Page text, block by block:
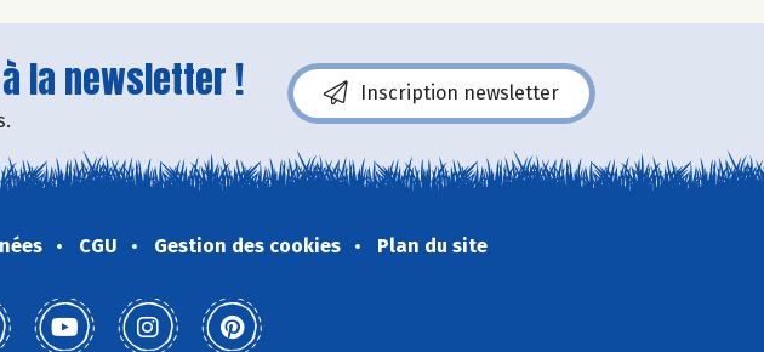
la newsletter ! Inscription newsletter
CGU Gestion des cookies Plan du site